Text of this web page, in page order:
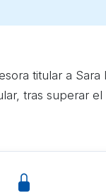
titular a Sara
tras superar
el